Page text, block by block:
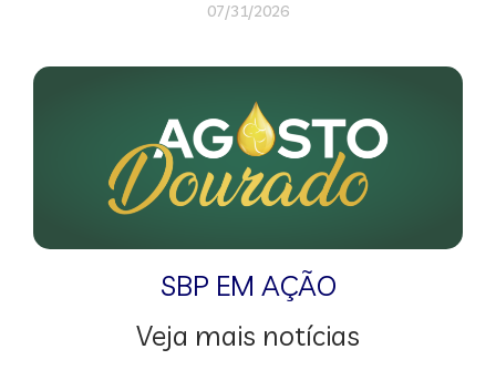
07/31/2026
SBP EM AÇÃO
Veja mais notícias